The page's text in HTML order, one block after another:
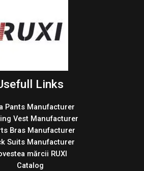
Links
Pants Manufacturer
Vest Manufacturer
Bras Manufacturer
Suits Manufacturer
mărcii RUXI
Catalog